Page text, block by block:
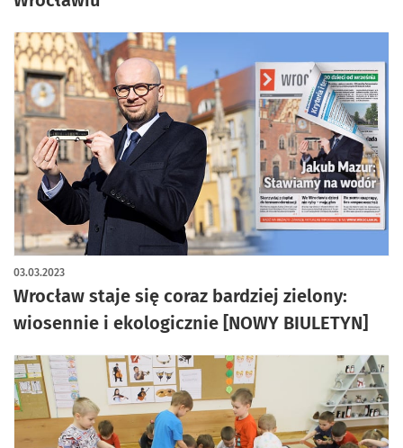
Wrocław staje się coraz bardziej zielony:
wiosennie i ekologicznie [NOWY BIULETYN]
03.03.2023